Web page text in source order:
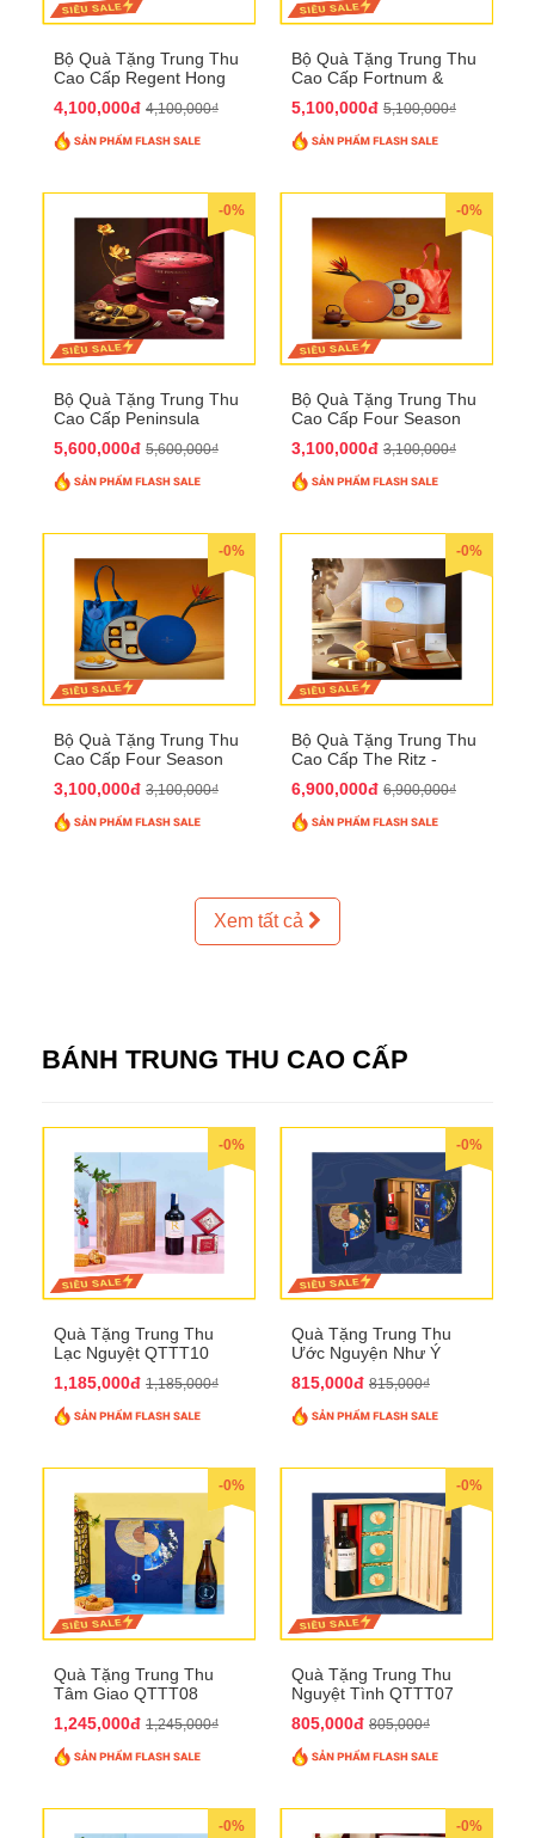
Bộ Quà Tặng Trung Thu
Cao Cấp Regent Hong
4,100,000đ 4,100,000₫
Bộ Quà Tặng Trung Thu
Cao Cấp Fortnum &
5,100,000đ 5,100,000₫
-0%
Bộ Quà Tặng Trung Thu
Cao Cấp Peninsula
5,600,000đ 5,600,000₫
-0%
Bộ Quà Tặng Trung Thu
Cao Cấp Four Season
3,100,000đ 3,100,000₫
-0%
Bộ Quà Tặng Trung Thu
Cao Cấp Four Season
3,100,000đ 3,100,000₫
-0%
Bộ Quà Tặng Trung Thu
Cao Cấp The Ritz -
6,900,000đ 6,900,000₫
Xem tất cả
BÁNH TRUNG THU CAO CẤP
-0%
Quà Tặng Trung Thu
Lạc Nguyệt QTTT10
1,185,000đ 1,185,000₫
-0%
Quà Tặng Trung Thu
Ước Nguyện Như Ý
815,000đ 815,000₫
-0%
Quà Tặng Trung Thu
Tâm Giao QTTT08
1,245,000đ 1,245,000₫
-0%
Quà Tặng Trung Thu
Nguyệt Tình QTTT07
805,000đ 805,000₫
-0% -0%